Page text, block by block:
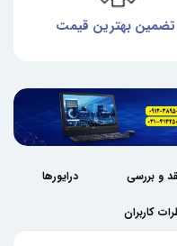
تضمین بهترین قیمت
و بررسی درایورها
کاربران